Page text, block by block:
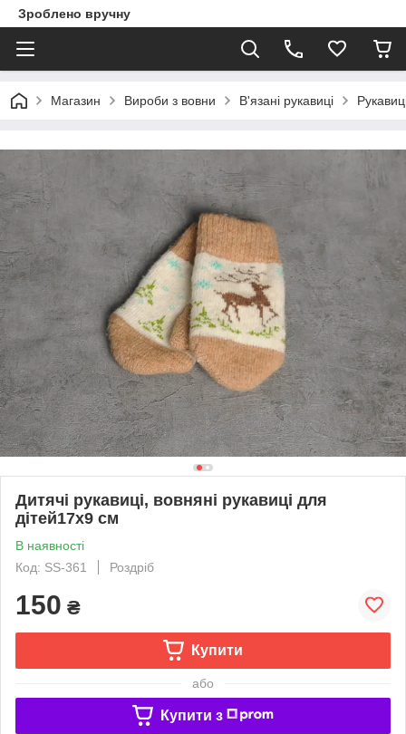
Зроблено вручну
Магазин Вироби з вовни В'язані рукавиці
Дитячі рукавиці, вовняні рукавиці для
дітей17х9 см
В наявності
Код: SS-361
Роздріб
150 ₴
Купити
або
Купити з